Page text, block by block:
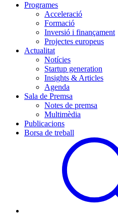
Programes
Acceleració
Formació
Inversió i finançament
Projectes europeus
Actualitat
Notícies
Startup generation
Insights & Articles
Agenda
Sala de Premsa
Notes de premsa
Multimèdia
Publicacions
Borsa de treball